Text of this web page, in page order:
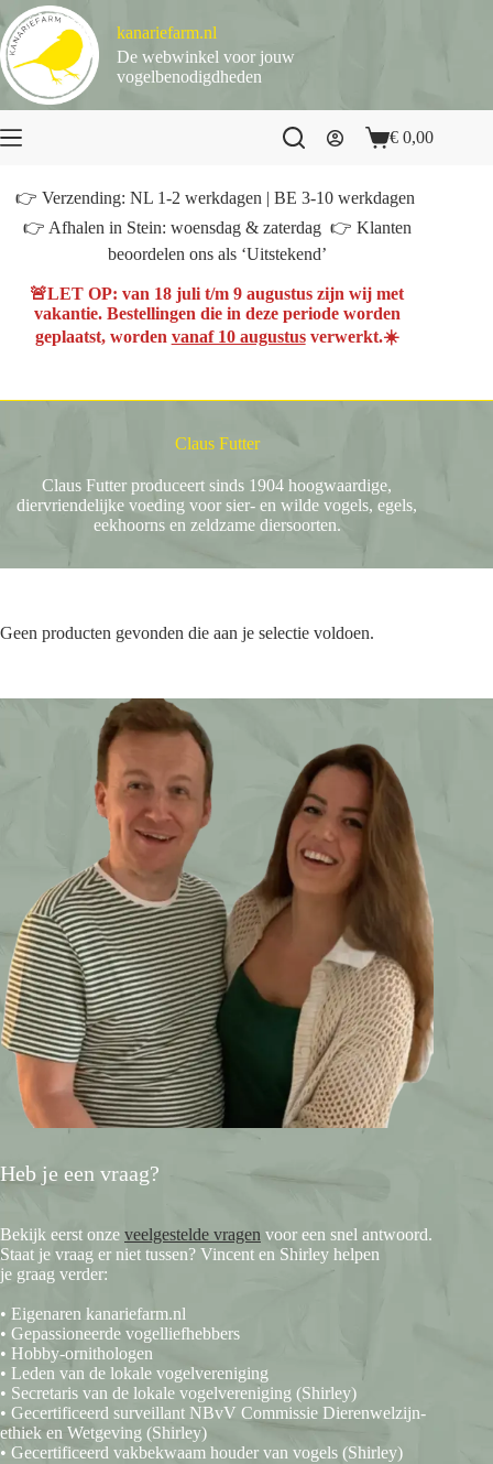
naar
de
inhoud
kanariefarm.nl
De webwinkel voor jouw
vogelbenodigdheden
Winkelwagen
€ 0,00
👉 Verzending: NL 1-2 werkdagen | BE 3-10 werkdagen
👉 Afhalen in Stein: woensdag & zaterdag 👉 Klanten
beoordelen ons als ‘Uitstekend’
🚨LET OP: van 18 juli t/m 9 augustus zijn wij met
vakantie. Bestellingen die in deze periode worden
geplaatst, worden vanaf 10 augustusverwerkt.☀️
Claus Futter
Claus Futter produceert sinds 1904 hoogwaardige,
diervriendelijke voeding voor sier- en wilde vogels, egels,
eekhoorns en zeldzame diersoorten.
Geen producten gevonden die aan je selectie voldoen.
Heb je een vraag?
Bekijk eerst onze veelgestelde vragen voor een snel antwoord.
Staat je vraag er niet tussen? Vincent en Shirley helpen
je graag verder:
• Eigenaren kanariefarm.nl
• Gepassioneerde vogelliefhebbers
• Hobby-ornithologen
• Leden van de lokale vogelvereniging
• Secretaris van de lokale vogelvereniging (Shirley)
• Gecertificeerd surveillant NBvV Commissie Dierenwelzijn-
ethiek en Wetgeving (Shirley)
• Gecertificeerd vakbekwaam houder van vogels (Shirley)